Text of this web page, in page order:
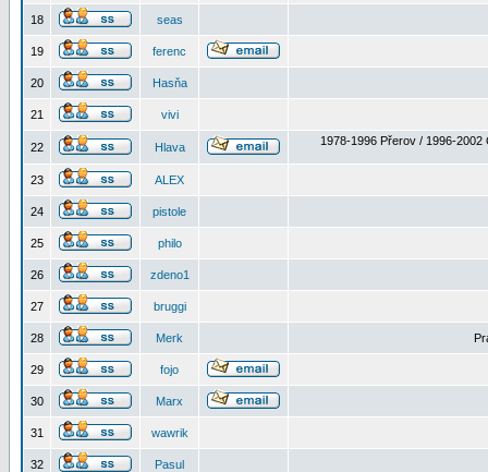
18 seas
19 ferenc
20 Hasňa
21 vivi
22 Hlava 1978-1996 Přerov / 1996-2002
23 ALEX
24 pistole
25 philo
26 zdeno1
27 bruggi
28 Merk
29 fojo
30 Marx
31 wawrik
32 Pasul